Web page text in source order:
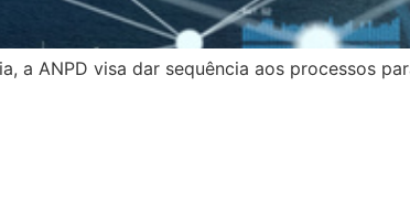
a ANPD visa dar sequência aos processos